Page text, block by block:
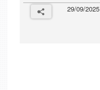
29/09/2025